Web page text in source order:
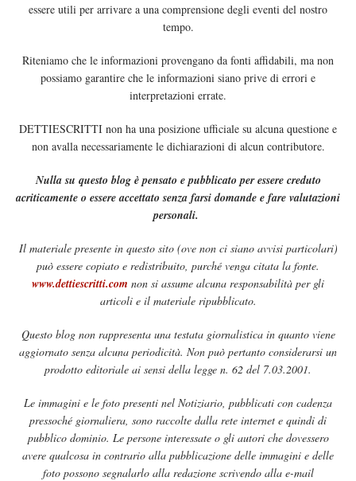
essere utili per arrivare a una comprensione degli eventi del nostro
tempo.
Riteniamo che le informazioni provengano da fonti affidabili, ma non
possiamo garantire che le informazioni siano prive di errori e
interpretazioni errate.
DETTIESCRITTI non ha una posizione ufficiale su alcuna questione e
non avalla necessariamente le dichiarazioni di alcun contributore.
Nulla su questo blog è pensato e pubblicato per essere creduto
acriticamente o essere accettato senza farsi domande e fare valutazioni
personali.
Il materiale presente in questo sito (ove non ci siano avvisi particolari)
può essere copiato e redistribuito, purché venga citata la fonte.
www.dettiescritti.com non si assume alcuna responsabilità per gli
articoli e il materiale ripubblicato.
Questo blog non rappresenta una testata giornalistica in quanto viene
aggiornato senza alcuna periodicità. Non può pertanto considerarsi un
prodotto editoriale ai sensi della legge n. 62 del 7.03.2001.
Le immagini e le foto presenti nel Notiziario, pubblicati con cadenza
pressoché giornaliera, sono raccolte dalla rete internet e quindi di
pubblico dominio. Le persone interessate o gli autori che dovessero
avere qualcosa in contrario alla pubblicazione delle immagini e delle
foto possono segnalarlo alla redazione scrivendo alla e-mail